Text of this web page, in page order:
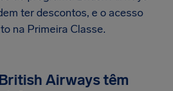
ter descontos, e o acesso
na Primeira Classe.
Airways têm